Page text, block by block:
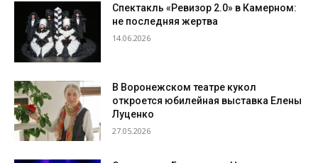
Спектакль «Ревизор 2.0» в Камерном:
не последняя жертва
14.06.2026
В Воронежском театре кукол
откроется юбилейная выставка Елены
Луценко
27.05.2026